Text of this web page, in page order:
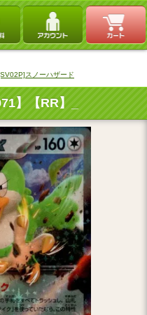
スノーハザード
】【RR】_